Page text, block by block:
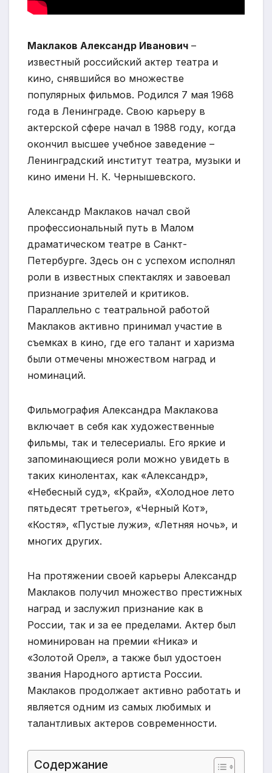
Маклаков Александр Иванович –
известный российский актер театра и
кино, снявшийся во множестве
популярных фильмов. Родился 7 мая 1968
года в Ленинграде. Свою карьеру в
актерской сфере начал в 1988 году, когда
окончил высшее учебное заведение –
Ленинградский институт театра, музыки и
кино имени Н. К. Чернышевского.
Александр Маклаков начал свой
профессиональный путь в Малом
драматическом театре в Санкт-
Петербурге. Здесь он с успехом исполнял
роли в известных спектаклях и завоевал
признание зрителей и критиков.
Параллельно с театральной работой
Маклаков активно принимал участие в
съемках в кино, где его талант и харизма
были отмечены множеством наград и
номинаций.
Фильмография Александра Маклакова
включает в себя как художественные
фильмы, так и телесериалы. Его яркие и
запоминающиеся роли можно увидеть в
таких кинолентах, как «Александр»,
«Небесный суд», «Край», «Холодное лето
пятьдесят третьего», «Черный Кот»,
«Костя», «Пустые лужи», «Летняя ночь», и
многих других.
На протяжении своей карьеры Александр
Маклаков получил множество престижных
наград и заслужил признание как в
России, так и за ее пределами. Актер был
номинирован на премии «Ника» и
«Золотой Орел», а также был удостоен
звания Народного артиста России.
Маклаков продолжает активно работать и
является одним из самых любимых и
талантливых актеров современности.
Содержание